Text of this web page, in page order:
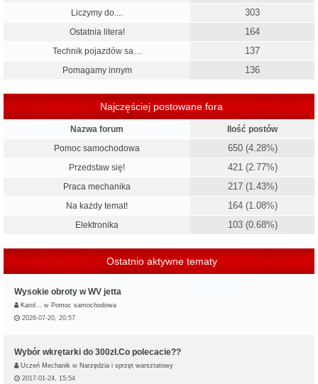
Liczymy do.... 303
Ostatnia litera! 164
Technik pojazdów sa… 137
Pomagamy innym 136
Najczęściej postowane fora
Nazwa forum
Ilość postów
Pomoc samochodowa
650 (4.28%)
Przedstaw się! 421 (2.77%)
Praca mechanika 217 (1.43%)
Na każdy temat! 164 (1.08%)
Elektronika 103 (0.68%)
Ostatnio aktywne tematy
Wysokie obroty w WV jetta
Karol… w Pomoc samochodowa
2026-07-20, 20:57
Wybór wkrętarki do 300zł.Co polecacie??
Uczeń Mechanik w Narzędzia i sprzęt warsztatowy
2017-01-24, 15:54